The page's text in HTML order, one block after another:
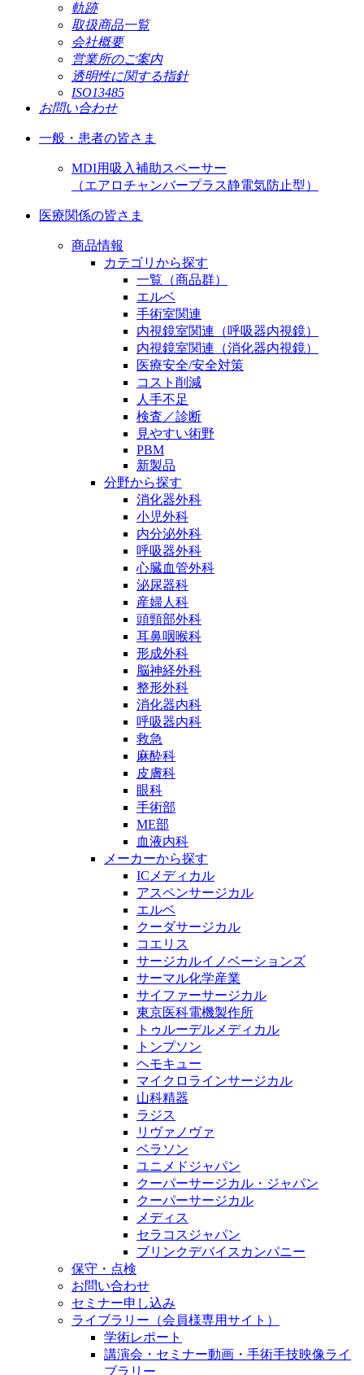
軌跡
取扱商品一覧
会社概要
営業所のご案内
透明性に関する指針
ISO13485
お問い合わせ
一般・患者の皆さま
MDI用吸入補助スペーサー
（エアロチャンバープラス静電気防止型）
医療関係の皆さま
商品情報
カテゴリから探す
一覧（商品群）
エルベ
手術室関連
内視鏡室関連（呼吸器内視鏡）
内視鏡室関連（消化器内視鏡）
医療安全/安全対策
コスト削減
人手不足
検査／診断
見やすい術野
PBM
新製品
分野から探す
消化器外科
小児外科
内分泌外科
呼吸器外科
心臓血管外科
泌尿器科
産婦人科
頭頸部外科
耳鼻咽喉科
形成外科
脳神経外科
整形外科
消化器内科
呼吸器内科
救急
麻酔科
皮膚科
眼科
手術部
ME部
血液内科
メーカーから探す
ICメディカル
アスペンサージカル
エルベ
クーダサージカル
コエリス
サージカルイノベーションズ
サーマル化学産業
サイファーサージカル
東京医科電機製作所
トゥルーデルメディカル
トンプソン
ヘモキュー
マイクロラインサージカル
山科精器
ラジス
リヴァノヴァ
ベラソン
ユニメドジャパン
クーパーサージカル・ジャパン
クーパーサージカル
メディス
セラコスジャパン
ブリンクデバイスカンパニー
保守・点検
お問い合わせ
セミナー申し込み
ライブラリー（会員様専用サイト）
学術レポート
講演会・セミナー動画・手術手技映像ライ
ブラリー